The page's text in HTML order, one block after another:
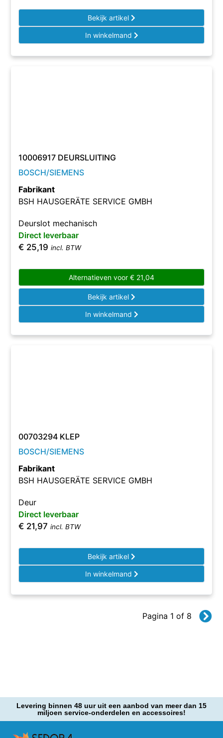
Bekijk artikel
In winkelmand
10006917 DEURSLUITING
BOSCH/SIEMENS
Fabrikant
BSH HAUSGERÄTE SERVICE GMBH
Deurslot mechanisch
Direct leverbaar
€ 25,19 incl. BTW
Alternatieven voor € 21,04
Bekijk artikel
In winkelmand
00703294 KLEP
BOSCH/SIEMENS
Fabrikant
BSH HAUSGERÄTE SERVICE GMBH
Deur
Direct leverbaar
€ 21,97 incl. BTW
Bekijk artikel
In winkelmand
Pagina 1 of 8
Levering binnen 48 uur uit een aanbod van meer dan 15
miljoen service-onderdelen en accessoires!